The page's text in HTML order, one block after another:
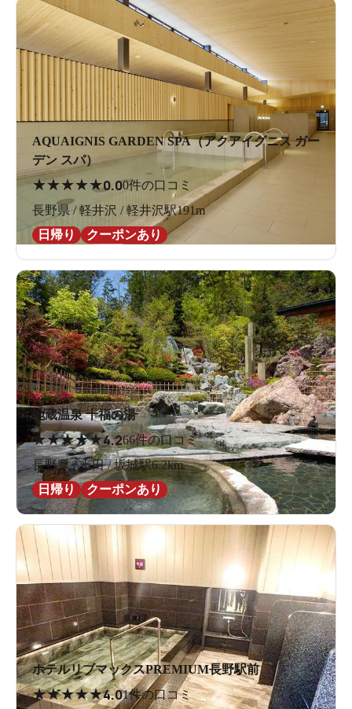
AQUAIGNIS GARDEN SPA（アクアイグニス ガー
デン スパ）
★★★★★0.00件の口コミ
長野県 / 軽井沢 / 軽井沢駅191m
日帰り
クーポンあり
地蔵温泉 十福の湯
★★★★★4.266件の口コミ
長野県 / 上田 / 坂城駅6.2km
日帰り
クーポンあり
ホテルリブマックスPREMIUM長野駅前
★★★★★4.01件の口コミ